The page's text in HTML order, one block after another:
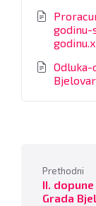
godinu-
Prethodni
II.
Grada